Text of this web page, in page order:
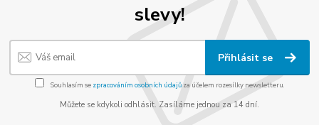
slevy!
Přihlásit se
Souhlasím se zpracováním osobních údajůza účelem rozesílky newsletteru.
Můžete se kdykoli odhlásit. Zasíláme jednou za 14 dní.